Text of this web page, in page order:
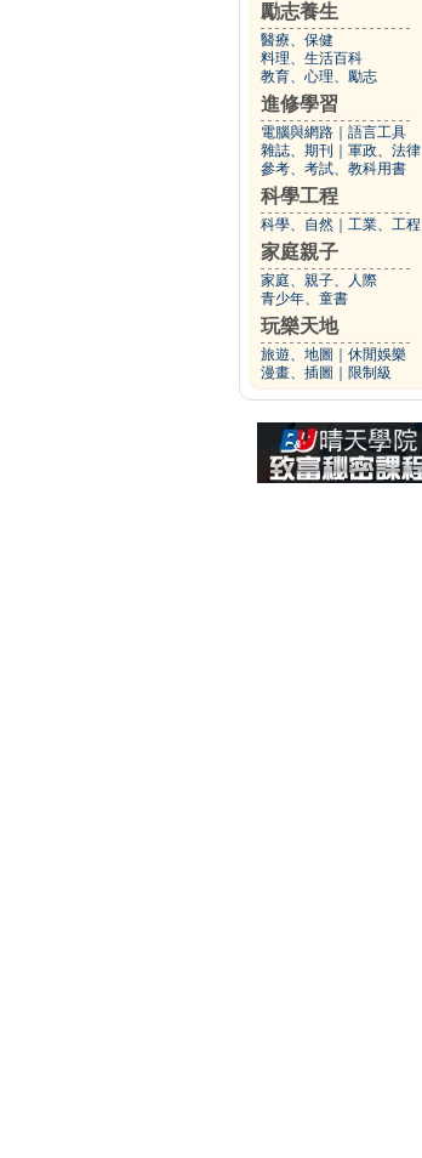
勵志養生
醫療、保健
料理、生活百科
教育、心理、勵志
進修學習
電腦與網路
語言工具
雜誌、期刊
軍政、法律
參考、考試、教科用書
科學工程
科學、自然 工業、工程
家庭親子
家庭、親子、人際
青少年、童書
玩樂天地
旅遊、地圖
休閒娛樂
漫畫、插圖
限制級